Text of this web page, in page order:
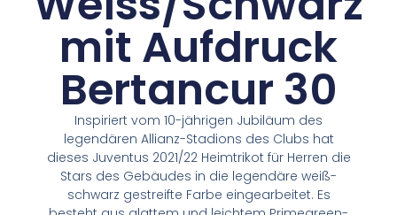
mit Aufdruck
Bertancur 30
Inspiriert vom 10-jährigen Jubiläum des
legendären Allianz-Stadions des Clubs hat
dieses Juventus 2021/22 Heimtrikot für Herren die
Stars des Gebäudes in die legendäre weiß-
schwarz gestreifte Farbe eingearbeitet. Es